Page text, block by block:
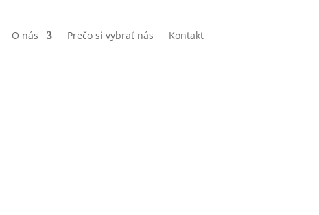
O nás Prečo si vybrať nás Kontakt